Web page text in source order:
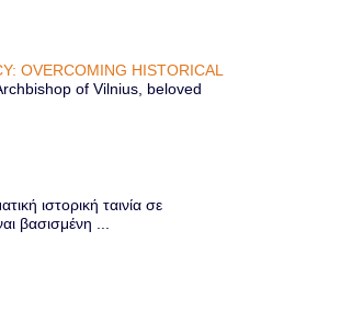
OVERCOMING HISTORICAL
of Vilnius, beloved
ιστορική ταινία σε
βασισμένη ...